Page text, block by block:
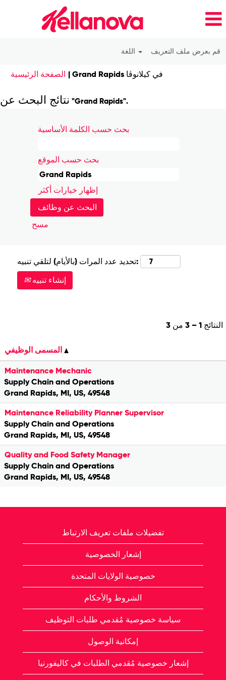
قم بعرض ملف التعريف
الصفحة الرئيسية | Grand Rapids في كيلانوڤا
نتائج البحث عن "Grand Rapids".
بحث حسب الكلمة الأساسية
بحث حسب الموقع
إظهار خيارات أكثر
مسح
تحديد عدد المرات (بالأيام) لتلقي تنبيه:
إنشاء تنبيه
النتائج 1 – 3 من 3
Maintenance Mechanic
Supply Chain and Operations
Grand Rapids, MI, US, 49548
Maintenance Reliability Planner Supervisor
Supply Chain and Operations
Grand Rapids, MI, US, 49548
Quality and Food Safety Manager
Supply Chain and Operations
Grand Rapids, MI, US, 49548
تفضيلات ملفات تعريف الارتباط
إشعار الخصوصية
خصوصية الولايات المتحدة
الشروط والأحكام
سياسة خصوصية مُقدمي طلبات التوظيف
إمكانية الوصول
إشعار خصوصية مُقدمي الطلبات في كاليفورنيا